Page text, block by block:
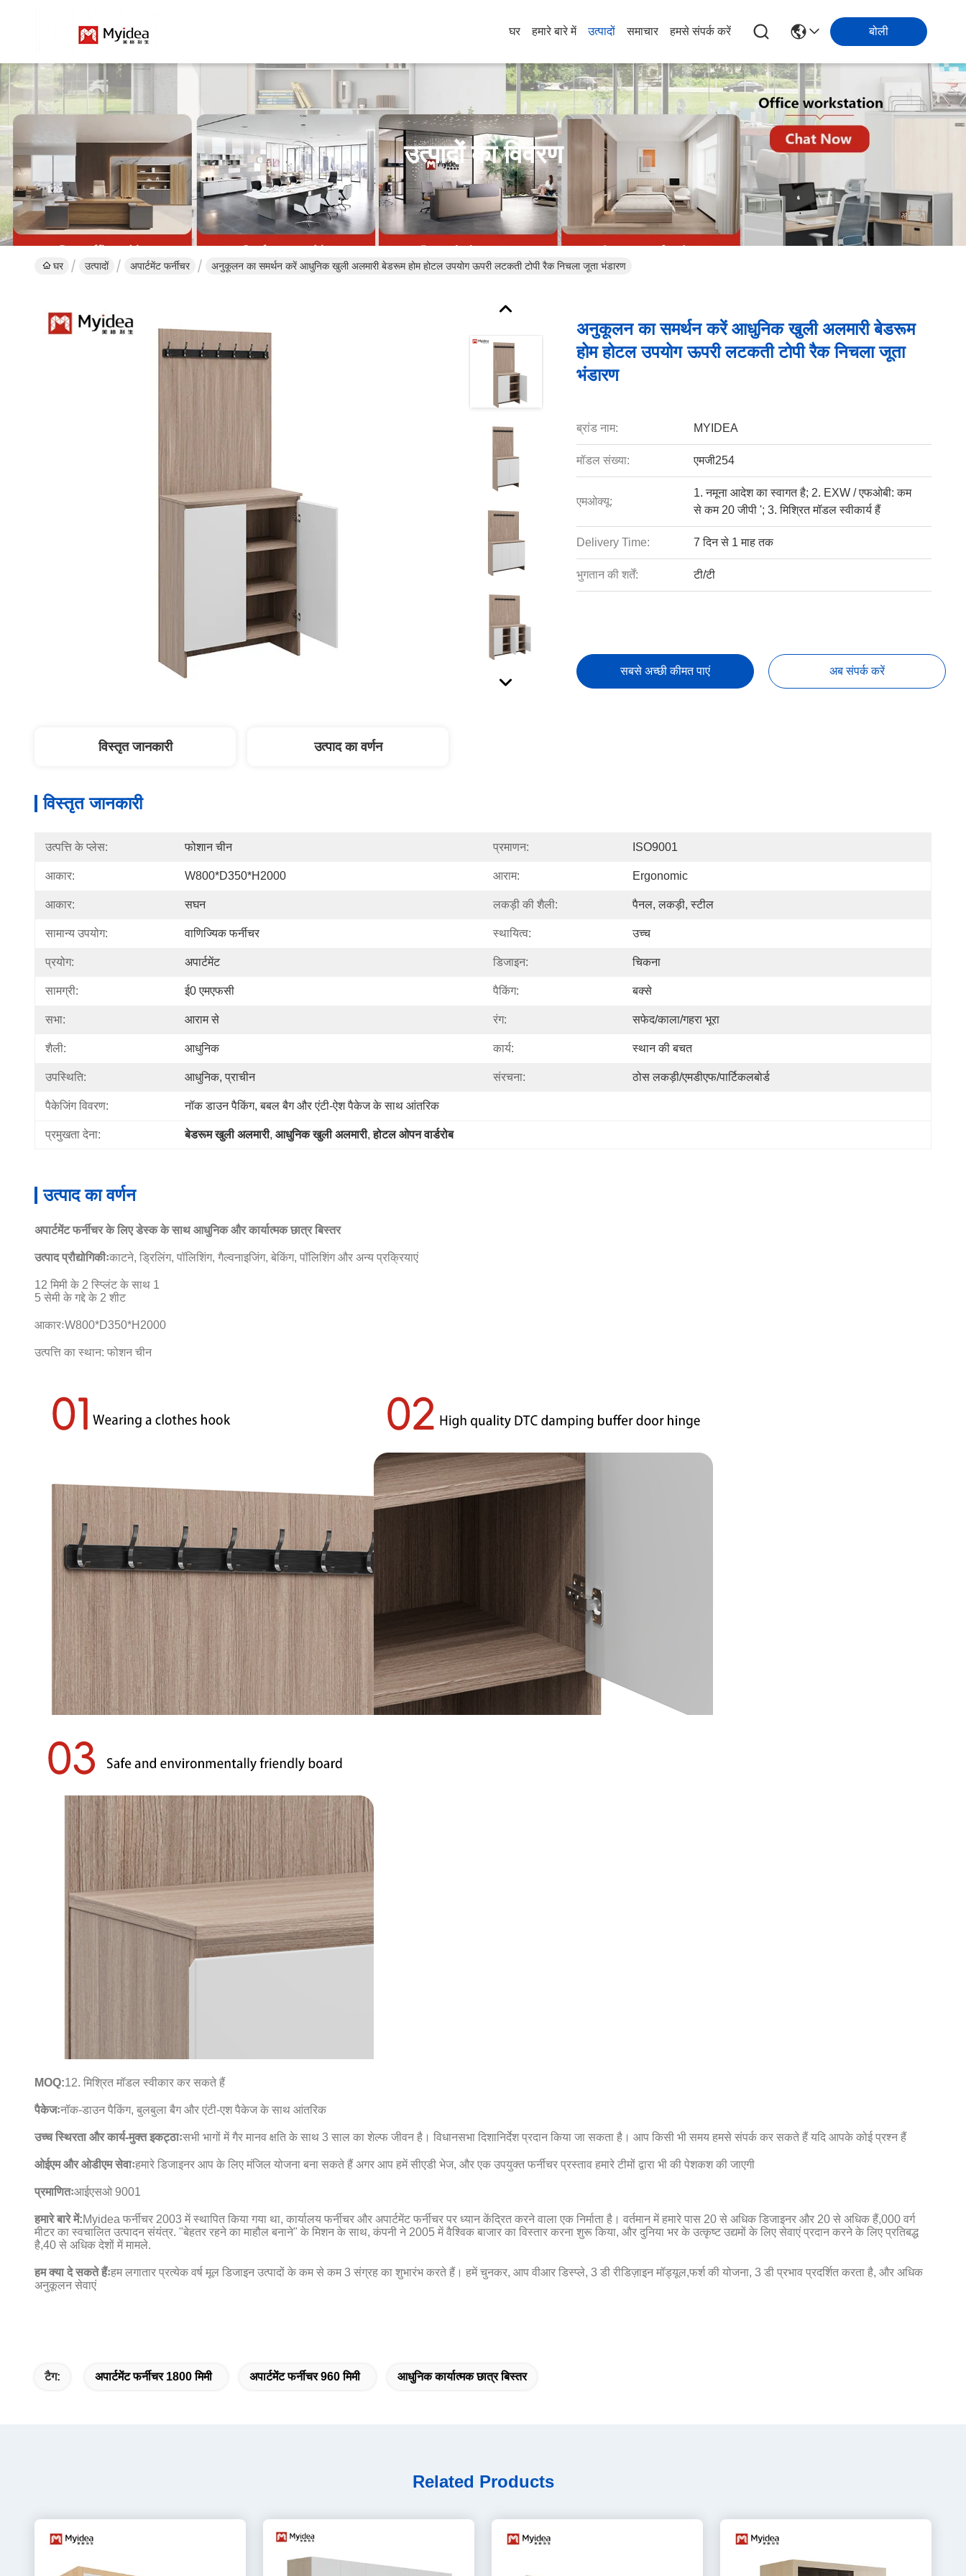
घर हमारे बारे में उत्पादों समाचार हमसे संपर्क करें बोली
उत्पादों का विवरण
घर उत्पादों अपार्टमेंट फर्नीचर अनुकूलन का समर्थन करें आधुनिक खुली अलमारी बेडरूम होम होटल उपयोग ऊपरी लटकती टोपी रैक निचला जूता भंडारण
अनुकूलन का समर्थन करें आधुनिक खुली अलमारी बेडरूम
होम होटल उपयोग ऊपरी लटकती टोपी रैक निचला जूता
भंडारण
ब्रांड नाम: MYIDEA
मॉडल संख्या: एमजी254
एमओक्यू:
1. नमूना आदेश का स्वागत है; 2. EXW / एफओबी: कम
से कम 20 जीपी '; 3. मिश्रित मॉडल स्वीकार्य हैं
Delivery Time: 7 दिन से 1 माह तक
भुगतान की शर्तें: टी/टी
सबसे अच्छी कीमत पाएं अब संपर्क करें
विस्तृत जानकारी उत्पाद का वर्णन
विस्तृत जानकारी
उत्पत्ति के प्लेस: फोशान चीन प्रमाणन: ISO9001
आकार: W800*D350*H2000 आराम: Ergonomic
आकार: सघन लकड़ी की शैली: पैनल, लकड़ी, स्टील
सामान्य उपयोग: वाणिज्यिक फर्नीचर स्थायित्व: उच्च
प्रयोग: अपार्टमेंट डिजाइन: चिकना
सामग्री: ई0 एमएफसी पैकिंग: बक्से
सभा: आराम से रंग: सफेद/काला/गहरा भूरा
शैली: आधुनिक कार्य: स्थान की बचत
उपस्थिति: आधुनिक, प्राचीन संरचना: ठोस लकड़ी/एमडीएफ/पार्टिकलबोर्ड
पैकेजिंग विवरण: नॉक डाउन पैकिंग, बबल बैग और एंटी-ऐश पैकेज के साथ आंतरिक
प्रमुखता देना: बेडरूम खुली अलमारी, आधुनिक खुली अलमारी, होटल ओपन वार्डरोब
उत्पाद का वर्णन
अपार्टमेंट फर्नीचर के लिए डेस्क के साथ आधुनिक और कार्यात्मक छात्र बिस्तर
उत्पाद प्रौद्योगिकीःकाटने, ड्रिलिंग, पॉलिशिंग, गैल्वनाइजिंग, बेकिंग, पॉलिशिंग और अन्य प्रक्रियाएं
12 मिमी के 2 स्प्लिंट के साथ 1
5 सेमी के गद्दे के 2 शीट
आकारःW800*D350*H2000
उत्पत्ति का स्थान: फोशन चीन
MOQ:12. मिश्रित मॉडल स्वीकार कर सकते हैं
पैकेजःनॉक-डाउन पैकिंग, बुलबुला बैग और एंटी-एश पैकेज के साथ आंतरिक
उच्च स्थिरता और कार्य-मुक्त इकट्ठाःसभी भागों में गैर मानव क्षति के साथ 3 साल का शेल्फ जीवन है। विधानसभा दिशानिर्देश प्रदान किया जा सकता है। आप किसी भी समय हमसे संपर्क कर सकते हैं यदि आपके कोई प्रश्न हैं
ओईएम और ओडीएम सेवाःहमारे डिजाइनर आप के लिए मंजिल योजना बना सकते हैं अगर आप हमें सीएडी भेज, और एक उपयुक्त फर्नीचर प्रस्ताव हमारे टीमों द्वारा भी की पेशकश की जाएगी
प्रमाणितःआईएसओ 9001
हमारे बारे में:Myidea फर्नीचर 2003 में स्थापित किया गया था, कार्यालय फर्नीचर और अपार्टमेंट फर्नीचर पर ध्यान केंद्रित करने वाला एक निर्माता है। वर्तमान में हमारे पास 20 से अधिक डिजाइनर और 20 से अधिक हैं,000 वर्ग
मीटर का स्वचालित उत्पादन संयंत्र. "बेहतर रहने का माहौल बनाने" के मिशन के साथ, कंपनी ने 2005 में वैश्विक बाजार का विस्तार करना शुरू किया, और दुनिया भर के उत्कृष्ट उद्यमों के लिए सेवाएं प्रदान करने के लिए प्रतिबद्ध
है,40 से अधिक देशों में मामले.
हम क्या दे सकते हैंःहम लगातार प्रत्येक वर्ष मूल डिजाइन उत्पादों के कम से कम 3 संग्रह का शुभारंभ करते हैं। हमें चुनकर, आप वीआर डिस्प्ले, 3 डी रीडिज़ाइन मॉड्यूल,फर्श की योजना, 3 डी प्रभाव प्रदर्शित करता है, और अधिक
अनुकूलन सेवाएं
टैग: अपार्टमेंट फर्नीचर 1800 मिमी अपार्टमेंट फर्नीचर 960 मिमी आधुनिक कार्यात्मक छात्र बिस्तर
Related Products